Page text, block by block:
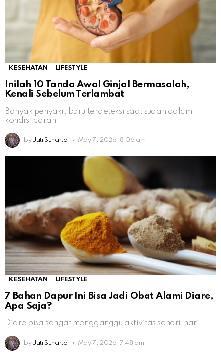
KESEHATAN LIFESTYLE
Inilah 10 Tanda Awal Ginjal Bermasalah,
Kenali Sebelum Terlambat
Banyak penyakit baru terdeteksi saat sudah dalam
kondisi parah
by Jati Sunarto May 7, 2026, 8:06 am
KESEHATAN LIFESTYLE
7 Bahan Dapur Ini Bisa Jadi Obat Alami Diare,
Apa Saja?
Diare bisa sangat mengganggu aktivitas sehari-hari
by Jati Sunarto May 7, 2026, 7:48 am